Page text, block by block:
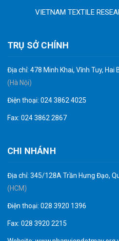
VIETNAM TEXTILE
TRỤ SỞ CHÍNH
Địa chỉ: 478 Minh Khai, Vĩnh Tuy, Hai
(Hà Nội)
Điện thoại: 024 3862 4025
Fax: 024 3862 2867
CHI NHÁNH
Địa chỉ: 345/128A Trần Hưng Đạo,
(HCM)
Điện thoại: 028 3920 1396
Fax: 028 3920 2215